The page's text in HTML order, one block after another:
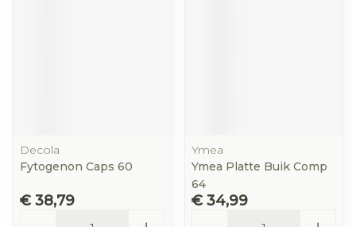
Decola
Fytogenon Caps 60
€ 38,79
Ymea
Ymea Platte Buik Comp
64
€ 34,99